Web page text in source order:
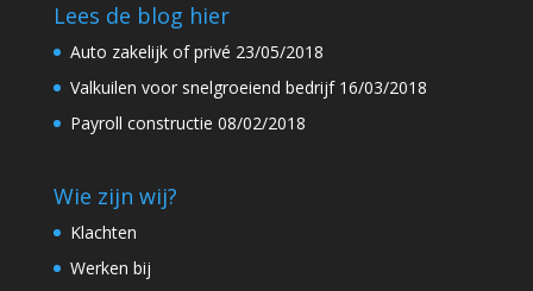
Lees de blog hier
Auto zakelijk of privé 23/05/2018
Valkuilen voor snelgroeiend bedrijf 16/03/2018
Payroll constructie 08/02/2018
Wie zijn wij?
Klachten
Werken bij